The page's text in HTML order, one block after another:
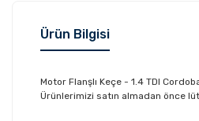
Ürün Bilgisi
Motor Flanşlı Keçe - 1.4 TDI
Ürünlerimizi satın almadan önce